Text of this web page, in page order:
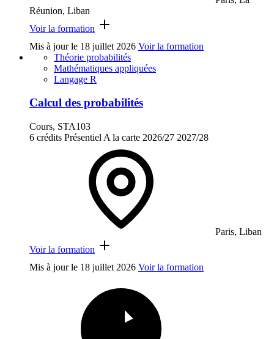
Réunion, Liban
Voir la formation
Mis à jour le 18 juillet 2026 Voir la formation
Théorie probabilités
Mathématiques appliquées
Langage R
Calcul des probabilités
Cours, STA103
6 crédits Présentiel A la carte 2026/27 2027/28
Paris, Liban
Voir la formation
Mis à jour le 18 juillet 2026 Voir la formation